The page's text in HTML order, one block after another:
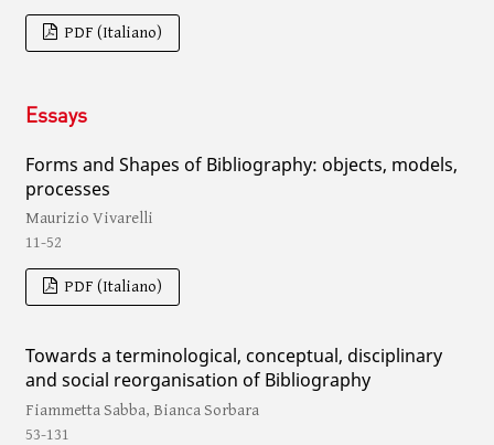
PDF (Italiano)
Essays
Forms and Shapes of Bibliography: objects, models,
processes
Maurizio Vivarelli
11-52
PDF (Italiano)
Towards a terminological, conceptual, disciplinary
and social reorganisation of Bibliography
Fiammetta Sabba, Bianca Sorbara
53-131